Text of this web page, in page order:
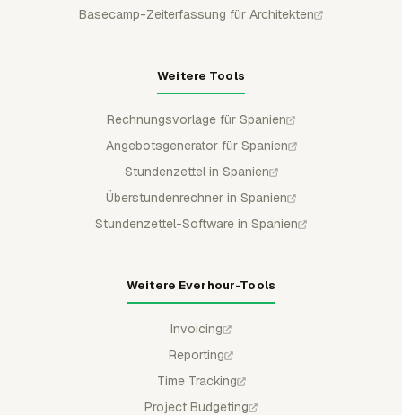
Basecamp-Zeiterfassung für Architekten
Weitere Tools
Rechnungsvorlage für Spanien
Angebotsgenerator für Spanien
Stundenzettel in Spanien
Überstundenrechner in Spanien
Stundenzettel-Software in Spanien
Weitere Everhour-Tools
Invoicing
Reporting
Time Tracking
Project Budgeting